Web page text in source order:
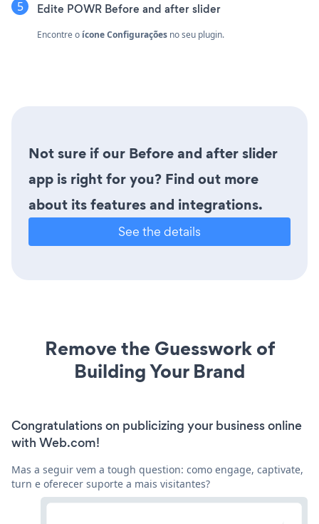
Edite POWR Before and after slider
Encontre o ícone Configurações no seu plugin.
Not sure if our Before and after slider
app is right for you? Find out more
about its features and integrations.
See the details
Remove the Guesswork of
Building Your Brand
Congratulations on publicizing your business online
with Web.com!
Mas a seguir vem a tough question: como engage, captivate,
turn e oferecer suporte a mais visitantes?